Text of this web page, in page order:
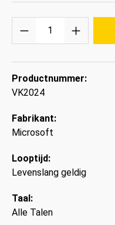
Productnummer:
VK2024
Fabrikant:
Microsoft
Looptijd:
Levenslang geldig
Taal:
Alle Talen